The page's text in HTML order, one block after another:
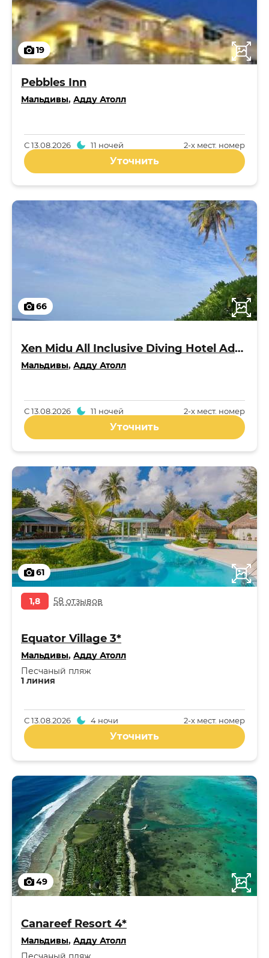
19
Pebbles Inn
Мальдивы, Адду Атолл
2-x мест. номер
С13.08.2026 11 ночей
Уточнить
66
Xen Midu All Inclusive Diving Hotel Addu Maldives 3*
Мальдивы, Адду Атолл
2-x мест. номер
С13.08.2026 11 ночей
Уточнить
61
1,8 58 отзывов
Equator Village 3*
Мальдивы, Адду Атолл
1 линия
Песчаный пляж
2-x мест. номер
С13.08.2026 4 ночи
Уточнить
49
Canareef Resort 4*
Мальдивы, Адду Атолл